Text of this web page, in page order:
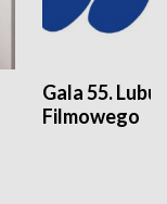
Gala 55.
Filmowego